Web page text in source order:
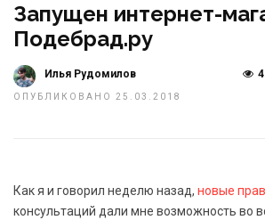
Запущен интернет-
Подебрад.ру
Илья Рудомилов
ОПУБЛИКОВАНО 25.03.2018
Как я и говорил неделю назад, новые
консультаций дали мне возможность во